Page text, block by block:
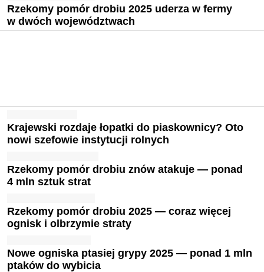
Rzekomy pomór drobiu 2025 uderza w fermy
w dwóch województwach
Krajewski rozdaje łopatki do piaskownicy? Oto
nowi szefowie instytucji rolnych
Rzekomy pomór drobiu znów atakuje — ponad
4 mln sztuk strat
Rzekomy pomór drobiu 2025 — coraz więcej
ognisk i olbrzymie straty
Nowe ogniska ptasiej grypy 2025 — ponad 1 mln
ptaków do wybicia